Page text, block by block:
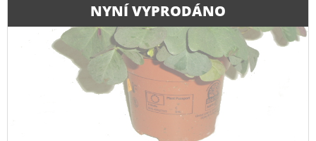
NYNÍ VYPRODÁNO